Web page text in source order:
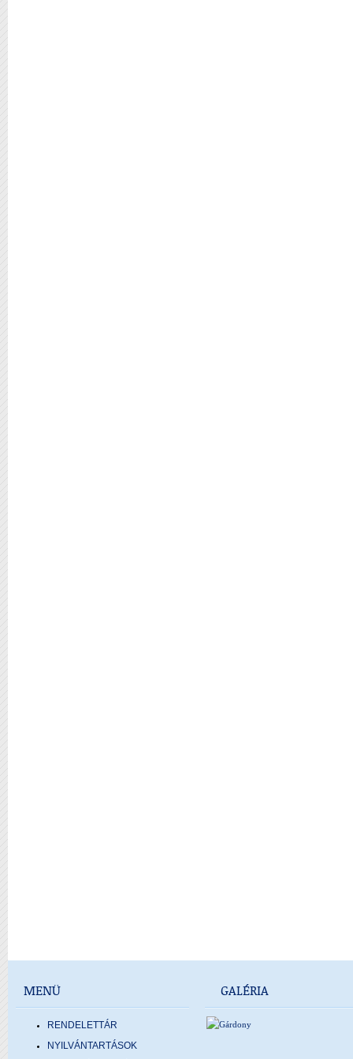
MENÜ
RENDELETTÁR
NYILVÁNTARTÁSOK
GALÉRIA